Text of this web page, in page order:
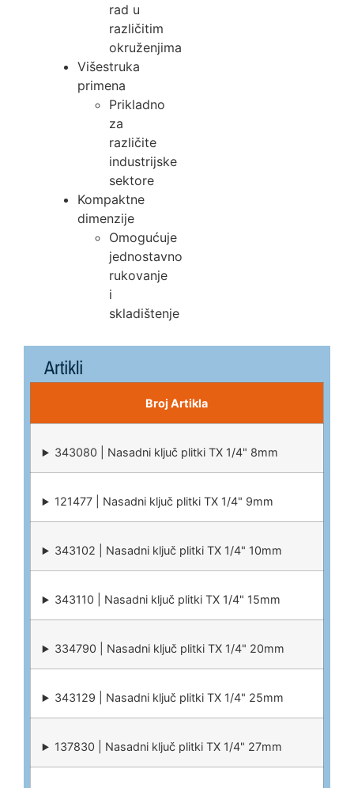
rad u
različitim
okruženjima
Višestruka
primena
Prikladno
za
različite
industrijske
sektore
Kompaktne
dimenzije
Omogućuje
jednostavno
rukovanje
i
skladištenje
Artikli
Broj Artikla
343080 | Nasadni ključ plitki TX 1/4" 8mm
121477 | Nasadni ključ plitki TX 1/4" 9mm
343102 | Nasadni ključ plitki TX 1/4" 10mm
343110 | Nasadni ključ plitki TX 1/4" 15mm
334790 | Nasadni ključ plitki TX 1/4" 20mm
343129 | Nasadni ključ plitki TX 1/4" 25mm
137830 | Nasadni ključ plitki TX 1/4" 27mm